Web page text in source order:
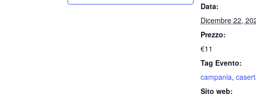
Data:
Dicembre 22,
Prezzo:
€11
Tag Evento:
campania,
Sito web: